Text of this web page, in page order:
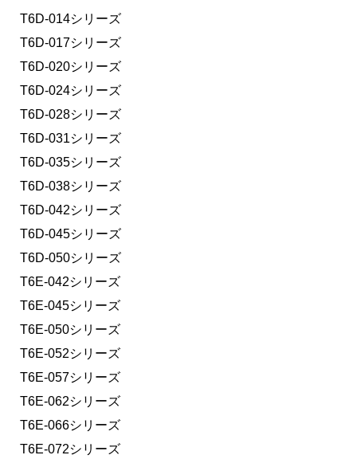
T6D-014シリーズ
T6D-017シリーズ
T6D-020シリーズ
T6D-024シリーズ
T6D-028シリーズ
T6D-031シリーズ
T6D-035シリーズ
T6D-038シリーズ
T6D-042シリーズ
T6D-045シリーズ
T6D-050シリーズ
T6E-042シリーズ
T6E-045シリーズ
T6E-050シリーズ
T6E-052シリーズ
T6E-057シリーズ
T6E-062シリーズ
T6E-066シリーズ
T6E-072シリーズ